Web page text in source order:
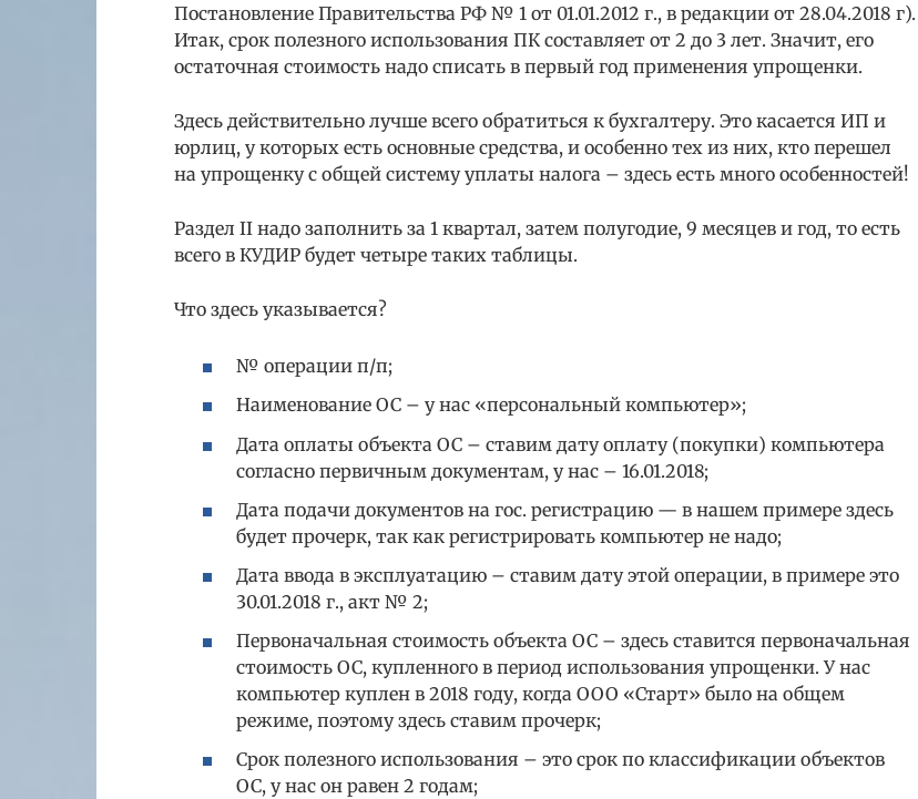
Постановление Правительства РФ № 1 от 01.01.2012 г., в редакции от 28.04.2018 г).
Итак, срок полезного использования ПК составляет от 2 до 3 лет. Значит, его
остаточная стоимость надо списать в первый год применения упрощенки.
Здесь действительно лучше всего обратиться к бухгалтеру. Это касается ИП и
юрлиц, у которых есть основные средства, и особенно тех из них, кто перешел
на упрощенку с общей систему уплаты налога – здесь есть много особенностей!
Раздел II надо заполнить за 1 квартал, затем полугодие, 9 месяцев и год, то есть
всего в КУДИР будет четыре таких таблицы.
Что здесь указывается?
№ операции п/п;
Наименование ОС – у нас «персональный компьютер»;
Дата оплаты объекта ОС – ставим дату оплату (покупки) компьютера
согласно первичным документам, у нас – 16.01.2018;
Дата подачи документов на гос. регистрацию — в нашем примере здесь
будет прочерк, так как регистрировать компьютер не надо;
Дата ввода в эксплуатацию – ставим дату этой операции, в примере это
30.01.2018 г., акт № 2;
Первоначальная стоимость объекта ОС – здесь ставится первоначальная
стоимость ОС, купленного в период использования упрощенки. У нас
компьютер куплен в 2018 году, когда ООО «Старт» было на общем
режиме, поэтому здесь ставим прочерк;
Срок полезного использования – это срок по классификации объектов
ОС, у нас он равен 2 годам;